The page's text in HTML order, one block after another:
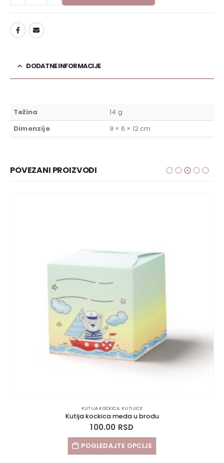
DODATNE INFORMACIJE
Težina
14 g
Dimenzije
9 × 6 × 12 cm
POVEZANI PROIZVODI
KUTIJA KOCKICA, KUTIJICE
Kutija kockica meda u brodu
100.00 RSD
POGLEDAJTE OPCIJE